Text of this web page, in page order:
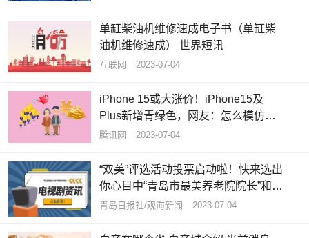
单缸柴油机维修速成电子书（单缸柴
油机维修速成） 世界短讯
互联网 2023-07-04
iPhone 15或大涨价！iPhone15及
Plus新增青绿色，网友：怎么模仿我
的iPhone12呢？ 焦点速读
腾讯网 2023-07-04
“双美”评选活动投票启动啦！快来选出
你心目中“青岛市最美养老院院长”和
“青岛市最美养老护理员”|全球资讯
青岛日报社/观海新闻 2023-07-04